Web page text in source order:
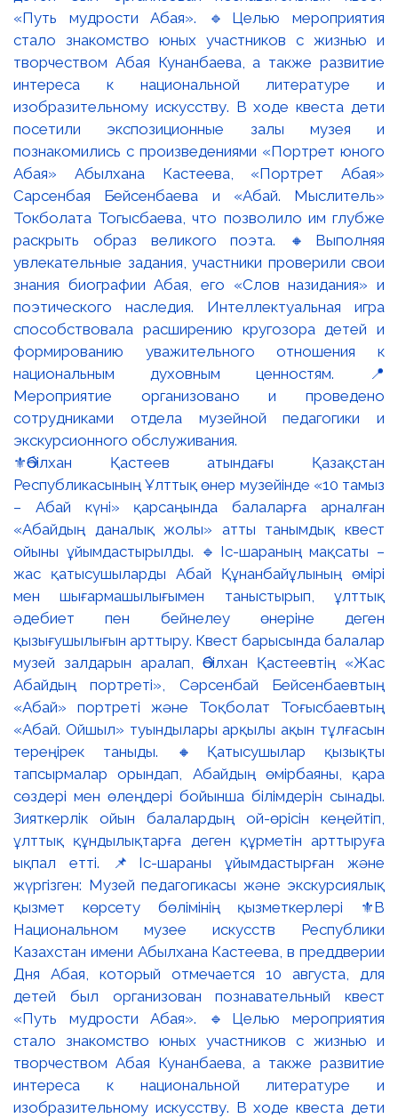
⚜️Әбілхан Қастеев атындағы Қазақстан
Республикасының Ұлттық өнер музейінде «10 тамыз
– Абай күні» қарсаңында балаларға арналған
«Абайдың даналық жолы» атты танымдық квест
ойыны ұйымдастырылды. 🔹Іс-шараның мақсаты –
жас қатысушыларды Абай Құнанбайұлының өмірі
мен шығармашылығымен таныстырып, ұлттық
әдебиет пен бейнелеу өнеріне деген
қызығушылығын арттыру. Квест барысында балалар
музей залдарын аралап, Әбілхан Қастеевтің «Жас
Абайдың портреті», Сәрсенбай Бейсенбаевтың
«Абай» портреті және Тоқболат Тоғысбаевтың
«Абай. Ойшыл» туындылары арқылы ақын тұлғасын
тереңірек таныды. 🔸Қатысушылар қызықты
тапсырмалар орындап, Абайдың өмірбаяны, қара
сөздері мен өлеңдері бойынша білімдерін сынады.
Зияткерлік ойын балалардың ой-өрісін кеңейтіп,
ұлттық құндылықтарға деген құрметін арттыруға
ықпал етті. 📌Іс-шараны ұйымдастырған және
жүргізген: Музей педагогикасы және экскурсиялық
қызмет көрсету бөлімінің қызметкерлері ⚜️В
Национальном музее искусств Республики
Казахстан имени Абылхана Кастеева, в преддверии
Дня Абая, который отмечается 10 августа, для
детей был организован познавательный квест
«Путь мудрости Абая». 🔹Целью мероприятия
стало знакомство юных участников с жизнью и
творчеством Абая Кунанбаева, а также развитие
интереса к национальной литературе и
изобразительному искусству. В ходе квеста дети